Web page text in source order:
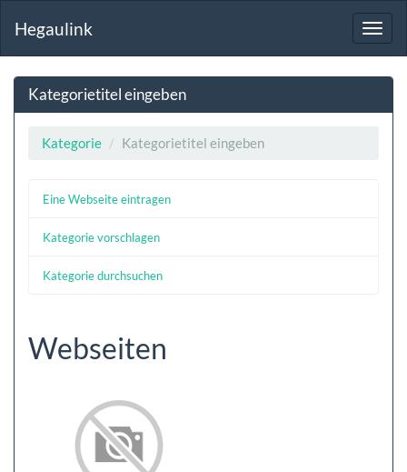
Hegaulink
Kategorietitel eingeben
Kategorie Kategorietitel eingeben
Eine Webseite eintragen
Kategorie vorschlagen
Kategorie durchsuchen
Webseiten